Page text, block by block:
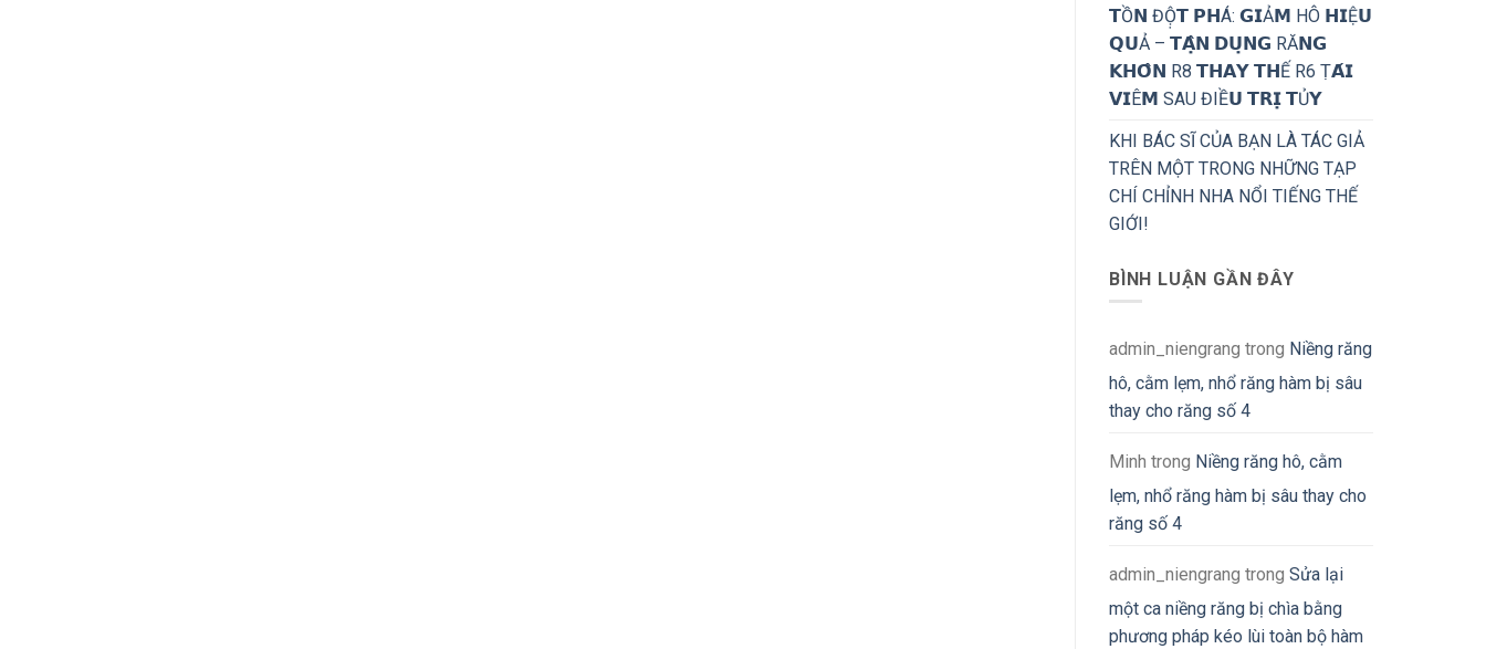
𝗧Ồ𝗡 ĐỘ̣𝗧 𝗣𝗛Á: 𝗚𝗜Ả𝗠 HÔ 𝗛𝗜Ệ𝗨
𝗤𝗨Ả – 𝗧𝗔̣̂𝗡 𝗗𝗨̣𝗡𝗚 RĂ𝗡𝗚
𝗞𝗛𝗢̂𝗡 R8 𝗧𝗛𝗔𝗬 𝗧𝗛Ế R6 Ṭ𝗔́𝗜
𝗩𝗜Ê𝗠 SAU ĐIỀ𝗨 𝗧𝗥𝗜̣ 𝗧Ủ𝗬
KHI BÁC SĨ CỦA BẠN LÀ TÁC GIẢ
TRÊN MỘT TRONG NHỮNG TẠP
CHÍ CHỈNH NHA NỔI TIẾNG THẾ
GIỚI!
BÌNH LUẬN GẦN ĐÂY
admin_niengrang trong Niềng răng
hô, cằm lẹm, nhổ răng hàm bị sâu
thay cho răng số 4
Minh trong Niềng răng hô, cằm
lẹm, nhổ răng hàm bị sâu thay cho
răng số 4
admin_niengrang trong Sửa lại
một ca niềng răng bị chìa bằng
phương pháp kéo lùi toàn bộ hàm